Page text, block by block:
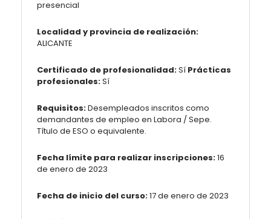
presencial
Localidad y provincia de realización:
ALICANTE
Certificado de profesionalidad:Sí Prácticas
profesionales:Sí
Requisitos:Desempleados inscritos como
demandantes de empleo en Labora / Sepe.
Título de ESO o equivalente.
Fecha límite para realizar inscripciones:16
de enero de 2023
Fecha de inicio del curso:17 de enero de 2023